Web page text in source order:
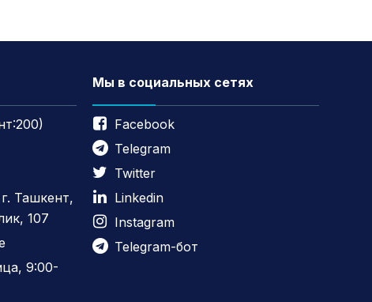
Ташкент,
107
9:00-
Мы в социальных сетях
Facebook
Telegram
Twitter
Linkedin
Instagram
Telegram-бот